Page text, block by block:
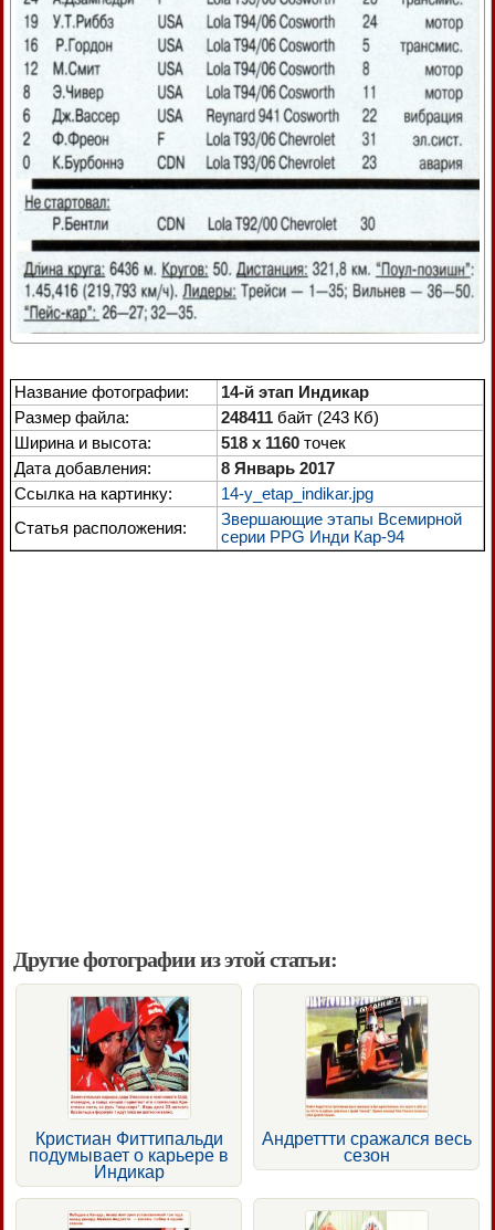
Название фотографии:
14-й этап Индикар
Размер файла:
248411 байт (243 Кб)
Ширина и высота:
518 x 1160 точек
Дата добавления:
8 Январь 2017
Ссылка на картинку:
14-y_etap_indikar.jpg
Статья расположения:
Звершающие этапы Всемирной
серии PPG Инди Кар-94
Другие фотографии из этой статьи:
Кристиан Фиттипальди
подумывает о карьере в
Индикар
Андреттти сражался весь
сезон